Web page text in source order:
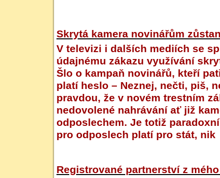
Skrytá kamera novinářům
V televizi i dalších mediích se
údajnému zákazu využívání
Šlo o kampaň novinářů, kteří
platí heslo – Neznej, nečti, piš,
pravdou, že v novém trestním
nedovolené nahrávání ať již
odposlechem. Je totiž
pro odposlech platí pro stát, nik
Registrované partnerství z